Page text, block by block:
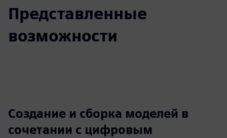
Представленные
возможности
Создание и сборка моделей в
сочетании с цифровым